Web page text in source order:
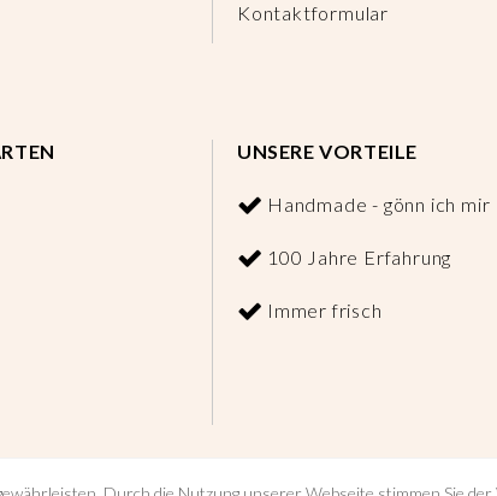
Kontaktformular
UNSERE VORTEILE
Handmade - gönn ich mir
100 Jahre Erfahrung
Immer frisch